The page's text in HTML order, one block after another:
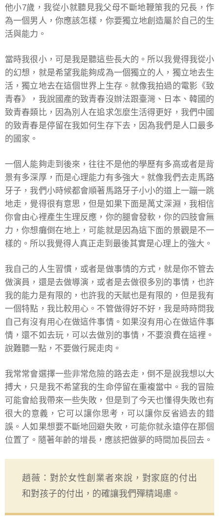
他小7歲，我從小就聽見我父母不斷地鞭策我的兄長，作
為一個男人，你應該怎樣，你要獨立地創造屬於自己的生
活與能力。
當時我很小，可是我是聽這些長大的。所以我覺得我從小
的幻想，就是希望我能夠成為一個獨立的人，獨立地去生
活，獨立地去在這個世界上生存。就像我拍過的電影《致
青春》，我說國產的致青春沒辦法跟臺灣、日本、韓國的
致青春類比，因為別人在追求怎麼生活得更好，我們中國
的致青春是停留在我如何生存下去，因為我們是人口最多
的國家。
一個人能夠走到後來，往往不是他的學歷有多高或者是背
景有多深厚，而是心理能力有多強大。就像我們去走馬路
牙子，我們小時候都會順著馬路牙子小小的道上一蹦一跳
地走，覺得很有意思，但是如果下面是萬丈深淵，我相信
你會由心裡產生生理反應，你的腿會發軟，你的四肢會無
力，你想癱倒在地上，可能就是因為這下面的景觀是不一
樣的。所以我覺得人真正走到最後其實是心理上的強大。
我自己的人生習慣，或者是做事情的方式，就是你不管去
做演員，還是去做導演，或者是去做很多別的事情，也許
我的能力是有限的，也許我的天賦也是有限的，但是我有
一個特點，我比較用心。不管做得好不好，我是時時問我
自己有沒有用心在做這件事情。如果沒有用心在做這件事
情，還不如去玩，可以去做別的事情，不要浪費在這裡。
說難聽一點，不要做行屍走肉。
我常常會選擇一些非常危險的路去走，倒不是說我想以大
搏大，只是我不希望我的生命停留在重複當中。我的冒險
可能會給我帶來一些失敗，但是到了今天也懂得失敗也有
很大的意義，它可以讓你思考，可以讓你反省過去的錯
誤。人如果想要不斷地回避失敗，可能你就永遠停在那個
位置了。隨著年齡的增長，應該把做夢的時間加長回去。
趙薇：對於女性創業者來說，對家庭的付出
和對孩子的付出，的確讓我們殫精竭慮。